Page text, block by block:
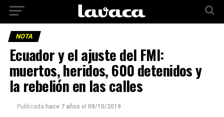
NOTA
Ecuador y el ajuste del FMI:
muertos, heridos, 600 detenidos y
la rebelión en las calles
Publicada hace 7 años el 09/10/2019